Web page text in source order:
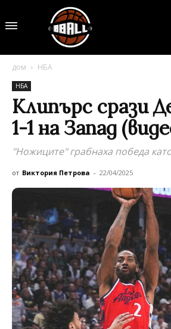
дом НБА
НБА
Клипърс срази
1-1 на Запад
"Ножиците" грабнаха победа
от Виктория Петрова - 22/04/2025